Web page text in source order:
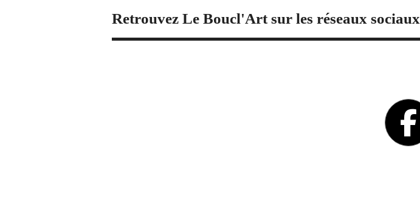
Retrouvez Le Boucl'Art sur les réseaux sociaux